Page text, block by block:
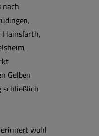
nach
Hainsfarth,
Gelben
schließlich
erinnert wohl